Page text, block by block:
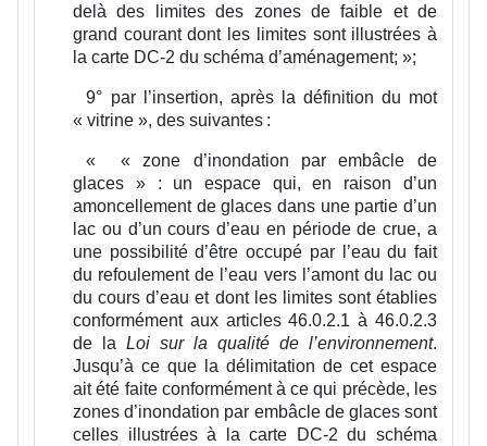
delà des limites des zones de faible et de
grand courant dont les limites sont illustrées à
la carte DC-2 du schéma d’aménagement; »;
9° par l’insertion, après la définition du mot
« vitrine », des suivantes :
«
« zone d’inondation par embâcle de
glaces » : un espace qui, en raison d’un
amoncellement de glaces dans une partie d’un
lac ou d’un cours d’eau en période de crue, a
une possibilité d’être occupé par l’eau du fait
du refoulement de l’eau vers l’amont du lac ou
du cours d’eau et dont les limites sont établies
conformément aux articles 46.0.2.1 à 46.0.2.3
de laLoi sur la qualité de l’environnement.
Jusqu’à ce que la délimitation de cet espace
ait été faite conformément à ce qui précède, les
zones d’inondation par embâcle de glaces sont
celles illustrées à la carte DC-2 du schéma